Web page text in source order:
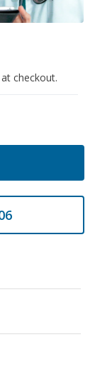
checkout.